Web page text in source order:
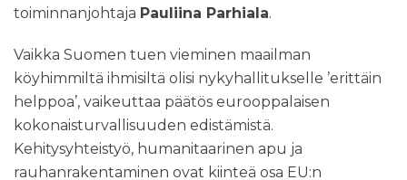
toiminnanjohtaja Pauliina Parhiala.
Vaikka Suomen tuen vieminen maailman
köyhimmiltä ihmisiltä olisi nykyhallitukselle ’erittäin
helppoa’, vaikeuttaa päätös eurooppalaisen
kokonaisturvallisuuden edistämistä.
Kehitysyhteistyö, humanitaarinen apu ja
rauhanrakentaminen ovat kiinteä osa EU:n